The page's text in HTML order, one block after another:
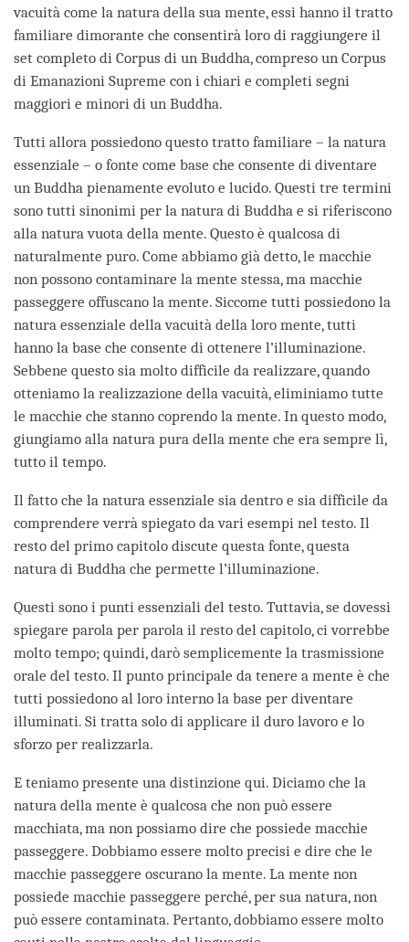
vacuità come la natura della sua mente, essi hanno il tratto
familiare dimorante che consentirà loro di raggiungere il
set completo di Corpus di un Buddha, compreso un Corpus
di Emanazioni Supreme con i chiari e completi segni
maggiori e minori di un Buddha.
Tutti allora possiedono questo tratto familiare – la natura
essenziale – o fonte come base che consente di diventare
un Buddha pienamente evoluto e lucido. Questi tre termini
sono tutti sinonimi per la natura di Buddha e si riferiscono
alla natura vuota della mente. Questo è qualcosa di
naturalmente puro. Come abbiamo già detto, le macchie
non possono contaminare la mente stessa, ma macchie
passeggere offuscano la mente. Siccome tutti possiedono la
natura essenziale della vacuità della loro mente, tutti
hanno la base che consente di ottenere l’illuminazione.
Sebbene questo sia molto difficile da realizzare, quando
otteniamo la realizzazione della vacuità, eliminiamo tutte
le macchie che stanno coprendo la mente. In questo modo,
giungiamo alla natura pura della mente che era sempre lì,
tutto il tempo.
Il fatto che la natura essenziale sia dentro e sia difficile da
comprendere verrà spiegato da vari esempi nel testo. Il
resto del primo capitolo discute questa fonte, questa
natura di Buddha che permette l’illuminazione.
Questi sono i punti essenziali del testo. Tuttavia, se dovessi
spiegare parola per parola il resto del capitolo, ci vorrebbe
molto tempo; quindi, darò semplicemente la trasmissione
orale del testo. Il punto principale da tenere a mente è che
tutti possiedono al loro interno la base per diventare
illuminati. Si tratta solo di applicare il duro lavoro e lo
sforzo per realizzarla.
E teniamo presente una distinzione qui. Diciamo che la
natura della mente è qualcosa che non può essere
macchiata, ma non possiamo dire che possiede macchie
passeggere. Dobbiamo essere molto precisi e dire che le
macchie passeggere oscurano la mente. La mente non
possiede macchie passeggere perché, per sua natura, non
può essere contaminata. Pertanto, dobbiamo essere molto